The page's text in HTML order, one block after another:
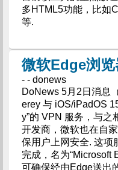
多HTML5功能，比如
等.
微软Edge浏
- - donews
DoNews 5月2日消息
erey 与 iOS/iPadOS
y”的 VPN 服务，与之
开发商，微软也在自
保用户上网安全. 这项
完成，名为“Microsoft
可确保经由Edge送出